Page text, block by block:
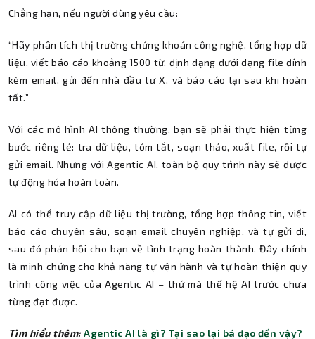
Chẳng hạn, nếu người dùng yêu cầu:
“Hãy phân tích thị trường chứng khoán công nghệ, tổng hợp dữ
liệu, viết báo cáo khoảng 1500 từ, định dạng dưới dạng file đính
kèm email, gửi đến nhà đầu tư X, và báo cáo lại sau khi hoàn
tất.”
Với các mô hình AI thông thường, bạn sẽ phải thực hiện từng
bước riêng lẻ: tra dữ liệu, tóm tắt, soạn thảo, xuất file, rồi tự
gửi email. Nhưng với Agentic AI, toàn bộ quy trình này sẽ được
tự động hóa hoàn toàn.
AI có thể truy cập dữ liệu thị trường, tổng hợp thông tin, viết
báo cáo chuyên sâu, soạn email chuyên nghiệp, và tự gửi đi,
sau đó phản hồi cho bạn về tình trạng hoàn thành. Đây chính
là minh chứng cho khả năng tự vận hành và tự hoàn thiện quy
trình công việc của Agentic AI – thứ mà thế hệ AI trước chưa
từng đạt được.
Tìm hiểu thêm: Agentic AI là gì? Tại sao lại bá đạo đến vậy?